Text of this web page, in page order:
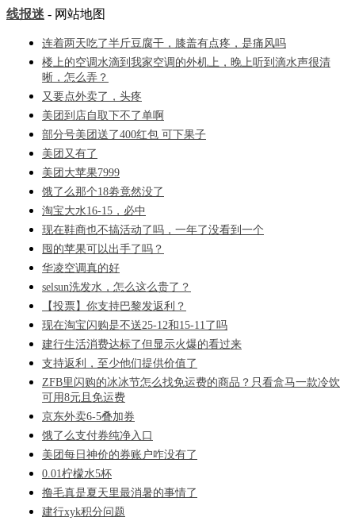
线报迷 - 网站地图
连着两天吃了半斤豆腐干，膝盖有点疼，是痛风吗
楼上的空调水滴到我家空调的外机上，晚上听到滴水声很清
晰，怎么弄？
又要点外卖了，头疼
美团到店自取下不了单啊
部分号美团送了400红包 可下果子
美团又有了
美团大苹果7999
饿了么那个18劵竟然没了
淘宝大水16-15，必中
现在鞋商也不搞活动了吗，一年了没看到一个
囤的苹果可以出手了吗？
华凌空调真的好
selsun洗发水，怎么这么贵了？
【投票】你支持巴黎发返利？
现在淘宝闪购是不送25-12和15-11了吗
建行生活消费达标了但显示火爆的看过来
支持返利，至少他们提供价值了
ZFB里闪购的冰冰节怎么找免运费的商品？只看盒马一款冷饮
可用8元且免运费
京东外卖6-5叠加券
饿了么支付券纯净入口
美团每日神价的券账户咋没有了
0.01柠檬水5杯
撸毛真是夏天里最消暑的事情了
建行xyk积分问题